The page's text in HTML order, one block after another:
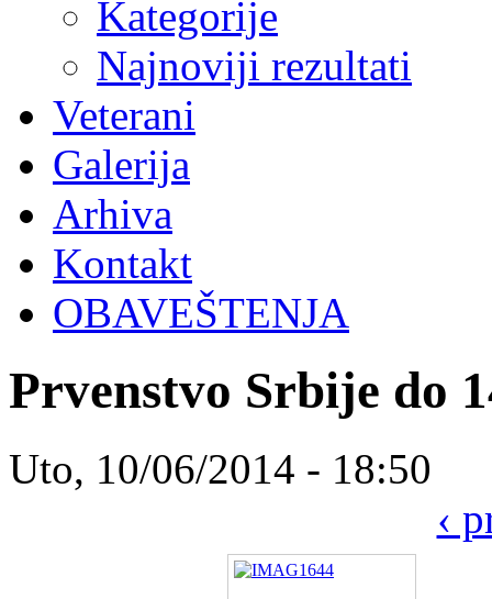
Kategorije
Najnoviji rezultati
Veterani
Galerija
Arhiva
Kontakt
OBAVEŠTENJA
Prvenstvo Srbije do
Uto, 10/06/2014 - 18:50
‹